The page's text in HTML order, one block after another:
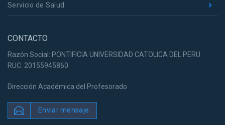
Servicio de Salud
CONTACTO
Razón Social: PONTIFICIA UNIVERSIDAD CATOLICA DEL PERU
RUC: 20155945860
Dirección Académica del Profesorado
Enviar mensaje